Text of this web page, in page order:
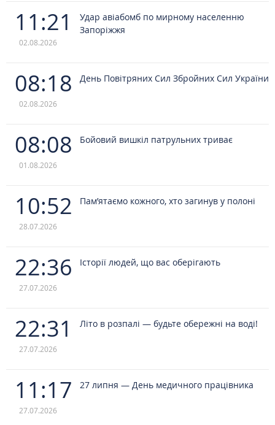
11:21
02.08.2026
Удар авіабомб по мирному населенню
Запоріжжя
08:18
02.08.2026
День Повітряних Сил Збройних Сил України
08:08
01.08.2026
Бойовий вишкіл патрульних триває
10:52
28.07.2026
Пам’ятаємо кожного, хто загинув у полоні
22:36
27.07.2026
Історії людей, що вас оберігають
22:31
27.07.2026
Літо в розпалі — будьте обережні на воді!
11:17
27.07.2026
27 липня — День медичного працівника